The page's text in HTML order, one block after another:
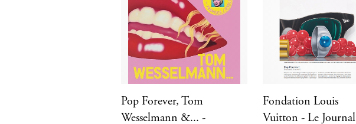
Pop Forever, Tom
Wesselmann &... -
Fondation Louis
Vuitton - Le Journal